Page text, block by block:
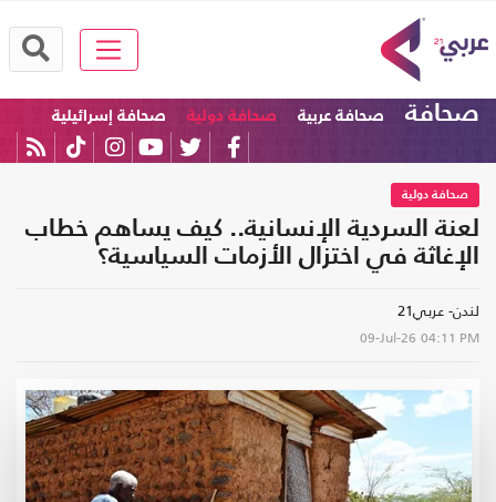
صحافة صحافة عربية صحافة دولية صحافة إسرائيلية
صحافة دولية
لعنة السردية الإنسانية.. كيف يساهم خطاب
الإغاثة في اختزال الأزمات السياسية؟
لندن- عربي21
09-Jul-26 04:11 PM